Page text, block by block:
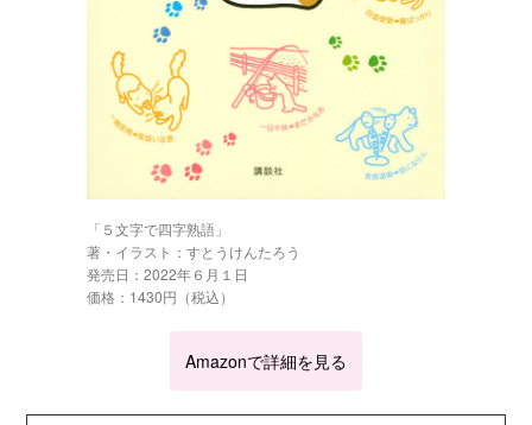
「５文字で四字熟語」
著・イラスト：すとうけんたろう
発売日：2022年６月１日
価格：1430円（税込）
Amazonで詳細を見る